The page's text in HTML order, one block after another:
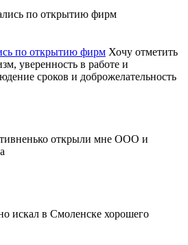
по открытию фирм Хочу отметить
уверенность в работе и
сроков и доброжелательность
открыли мне ООО и
искал в Смоленске хорошего